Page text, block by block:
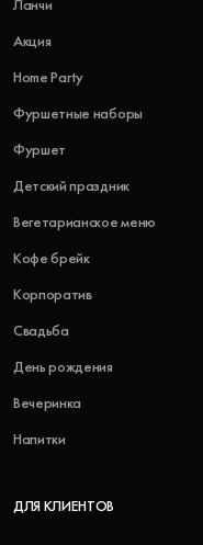
Ланчи
Акция
Home Party
Фуршетные наборы
Фуршет
Детский праздник
Вегетарианское меню
Кофе брейк
Корпоратив
Свадьба
День рождения
Вечеринка
Напитки
ДЛЯ КЛИЕНТОВ